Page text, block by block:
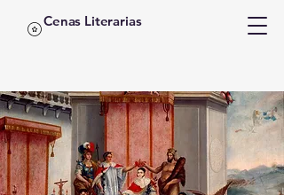
Cenas Literarias